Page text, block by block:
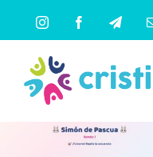
contenido
InstagramFacebook